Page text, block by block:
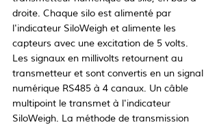
droite. Chaque silo est alimenté par
l'indicateur SiloWeigh et alimente les
capteurs avec une excitation de 5 volts.
Les signaux en millivolts retournent au
transmetteur et sont convertis en un signal
numérique RS485 à 4 canaux. Un câble
multipoint le transmet à l'indicateur
SiloWeigh. La méthode de transmission